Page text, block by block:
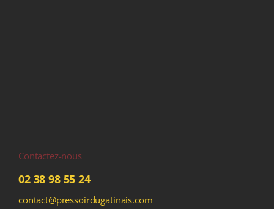
Contactez-nous
02 38 98 55 24
contact@pressoirdugatinais.com